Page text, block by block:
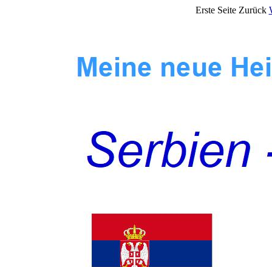
Erste Seite Zurück